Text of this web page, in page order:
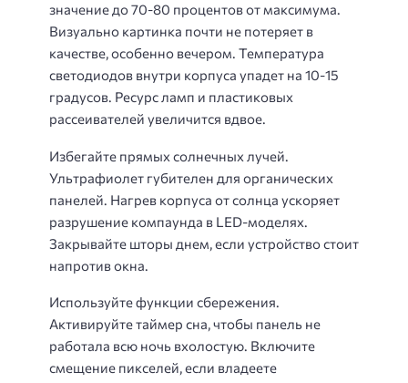
значение до 70-80 процентов от максимума.
Визуально картинка почти не потеряет в
качестве, особенно вечером. Температура
светодиодов внутри корпуса упадет на 10-15
градусов. Ресурс ламп и пластиковых
рассеивателей увеличится вдвое.
Избегайте прямых солнечных лучей.
Ультрафиолет губителен для органических
панелей. Нагрев корпуса от солнца ускоряет
разрушение компаунда в LED-моделях.
Закрывайте шторы днем, если устройство стоит
напротив окна.
Используйте функции сбережения.
Активируйте таймер сна, чтобы панель не
работала всю ночь вхолостую. Включите
смещение пикселей, если владеете